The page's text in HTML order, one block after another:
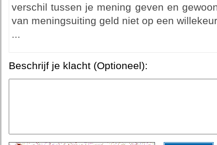
verschil tussen je mening geven en
van meningsuiting geld niet op een
...
Beschrijf je klacht (Optioneel):